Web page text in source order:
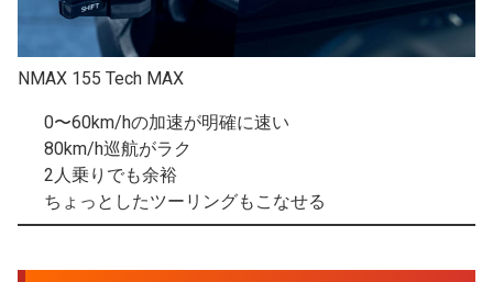
NMAX 155 Tech MAX
0〜60km/hの加速が明確に速い
80km/h巡航がラク
2人乗りでも余裕
ちょっとしたツーリングもこなせる